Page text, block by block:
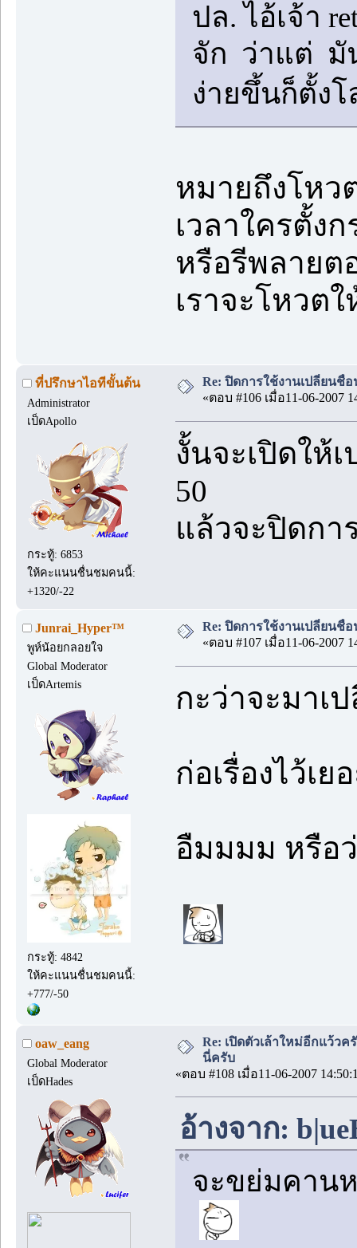
ปล. ไอ้เจ้า
จัก ว่าแต่ มั
ง่ายขึ้นก็ตั้ง
หมายถึงโห
เวลาใครตั้ง
หรือรีพลายต
เราจะโหวต
ที่ปรึกษาไอทีขั้นต้น
Administrator
เป็ดApollo
กระทู้: 6853
ให้คะแนนชื่นชมคนนี้:
+1320/-22
Re: ปิดการใช้งานเปลี่ยนชื่
«ตอบ #106 เมื่อ11-06-2007
งั้นจะเปิดให้
50
แล้วจะปิดกา
Junrai_Hyper™
พูห์น้อยกลอยใจ
Global Moderator
เป็ดArtemis
กระทู้: 4842
ให้คะแนนชื่นชมคนนี้:
+777/-50
Re: ปิดการใช้งานเปลี่ยนชื่
«ตอบ #107 เมื่อ11-06-2007
กะว่าจะมาเ
ก่อเรื่องไว้เย
อืมมมม หรือว่
oaw_eang
Global Moderator
เป็ดHades
Re: เปิดตัวเล้าใหม่อีกแว้วค
นี่ครับ
«ตอบ #108 เมื่อ11-06-2007
อ้างจาก:
จะขย่มคาน